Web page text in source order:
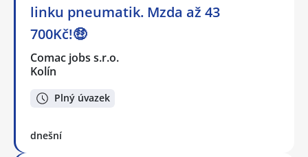
linku pneumatik. Mzda až 43
700Kč!🤑
Comac jobs s.r.o.
Kolín
Plný úvazek
dnešní